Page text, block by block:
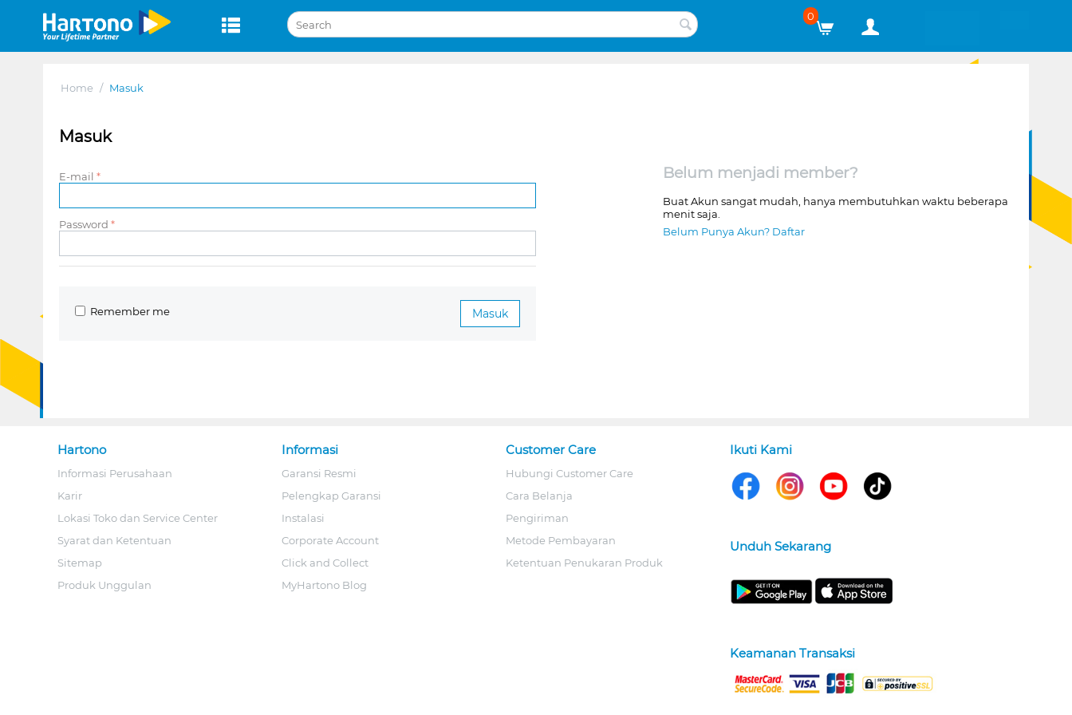
0
Home / Masuk
Masuk
E-mail
Password
Masuk
Remember me
Belum menjadi member?
Buat Akun sangat mudah, hanya membutuhkan waktu beberapa
menit saja.
Belum Punya Akun? Daftar
Hartono
Informasi Perusahaan
Karir
Lokasi Toko dan Service Center
Syarat dan Ketentuan
Sitemap
Produk Unggulan
Informasi
Garansi Resmi
Pelengkap Garansi
Instalasi
Corporate Account
Click and Collect
MyHartono Blog
Customer Care
Hubungi Customer Care
Cara Belanja
Pengiriman
Metode Pembayaran
Ketentuan Penukaran Produk
Ikuti Kami
Unduh Sekarang
Keamanan Transaksi